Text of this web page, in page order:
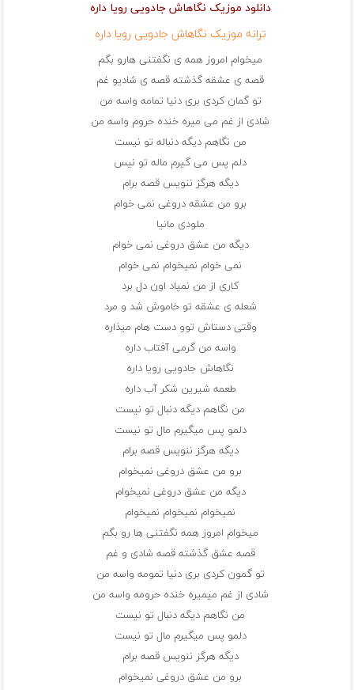
دانلود موزیک نگاهاش جادویی رویا داره
ترانه موزیک نگاهاش جادویی رویا داره
میخوام امروز همه ی نگفتنی هارو بگم
قصه ی عشقه گذشته قصه ی شادیو غم
تو گمان کردی بری دنیا تمامه واسه من
شادی از غم می میره خنده حروم واسه من
من نگاهم دیگه دنباله تو نیست
دلم پس می گیرم ماله تو نیس
دیگه هرگز ننویس قصه برام
برو من عشقه دروغی نمی خوام
ملودی مانیا
دیگه من عشق دروغی نمی خوام
نمی خوام نمیخوام نمی خوام
کاری از من نمیاد اون دل برد
شعله ی عشقه تو خاموش شد و مرد
وقتی دستاش توو دست هام میذاره
واسه من گرمی آفتاب داره
نگاهاش جادویی رویا داره
طعمه شیرین شکر آب داره
من نگاهم دیگه دنبال تو نیست
دلمو پس میگیرم مال تو نیست
دیگه هرگز ننویس قصه برام
برو من عشق دروغی نمیخوام
دیگه من عشق دروغی نمیخوام
نمیخوام نمیخوام نمیخوام
میخوام امروز همه نگفتنی ها رو بگم
قصه عشق گذشته قصه شادی و غم
تو گمون کردی بری دنیا تمومه واسه من
شادی از غم میمیره خنده حرومه واسه من
من نگاهم دیگه دنبال تو نیست
دلمو پس میگیرم مال تو نیست
دیگه هرگز ننویس قصه برام
برو من عشق دروغی نمیخوام